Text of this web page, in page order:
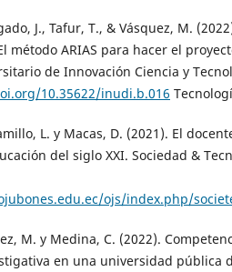
J., Tafur, T., & Vásquez, M.
método ARIAS para hacer el
de Innovación Ciencia y
10.35622/inudi.b.016
L. y Macas, D. (2021). El
del siglo XXI. Sociedad &
ojs/index.php/
M. y Medina, C. (2022).
en una universidad pública